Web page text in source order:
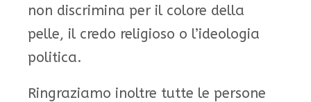
non discrimina per il colore della
pelle, il credo religioso o l’ideologia
politica.
Ringraziamo inoltre tutte le persone